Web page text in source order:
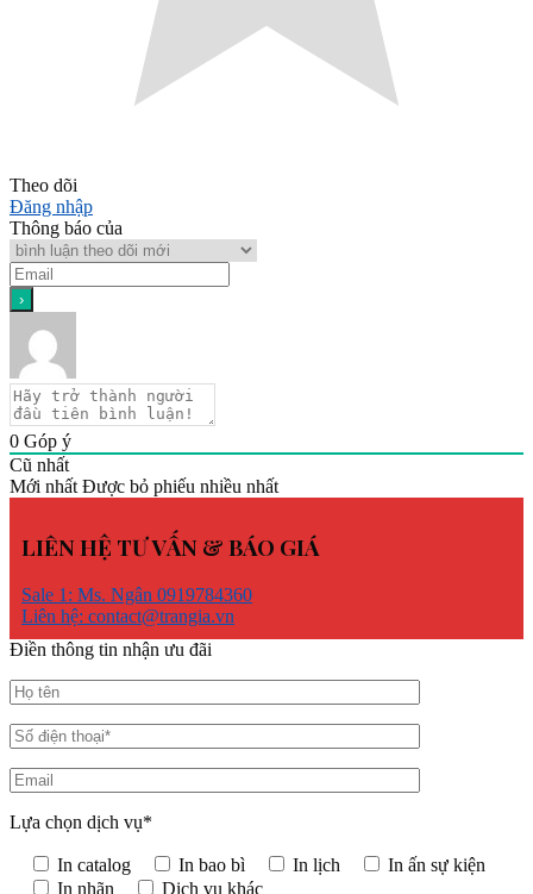
Theo dõi
Đăng nhập
Thông báo của
0 Góp ý
Cũ nhất
Mới nhất Được bỏ phiếu nhiều nhất
LIÊN HỆ TƯ VẤN & BÁO GIÁ
Sale 1: Ms. Ngân 0919784360
Liên hệ: contact@trangia.vn
Điền thông tin nhận ưu đãi
Lựa chọn dịch vụ*
In catalog In bao bì In lịch
In ấn sự kiện
In nhãn
Dịch vụ khác